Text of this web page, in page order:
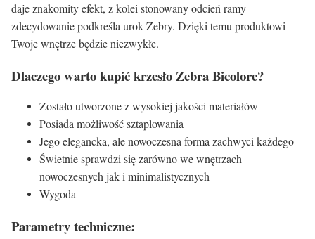
daje znakomity efekt, z kolei stonowany odcień ramy
zdecydowanie podkreśla urok Zebry. Dzięki temu produktowi
Twoje wnętrze będzie niezwykłe.
Dlaczego warto kupić krzesło Zebra Bicolore?
Zostało utworzone z wysokiej jakości materiałów
Posiada możliwość sztaplowania
Jego elegancka, ale nowoczesna forma zachwyci każdego
Świetnie sprawdzi się zarówno we wnętrzach
nowoczesnych jak i minimalistycznych
Wygoda
Parametry techniczne: